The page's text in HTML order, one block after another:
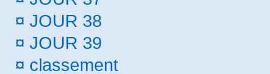
¤ JOUR 38
¤ JOUR 39
¤ classement